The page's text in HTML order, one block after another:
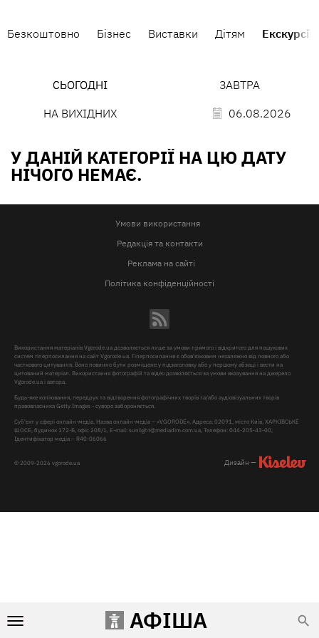
АФІША
Безкоштовно Бізнес Виставки Дітям Екскурсії
СЬОГОДНІ
ЗАВТРА
НА ВИХІДНИХ
06.08.2026
У ДАНІЙ КАТЕГОРІЇ НА ЦЮ ДАТУ
НІЧОГО НЕМАЄ.
Умови використання
Редакція та контакти
Реклама на сайті
Політика конфіденційності
© 2009-2026 vgorode.ua
Використання матеріалів Vgorode.ua дозволяється лише за умови прямого і відкритого для пошукових
систем гіперпосилання на сайт Vgorode.ua. Гіперпосилання є обов'язковим незалежно від повного або
часткового цитування. Воно повинно бути розміщене у підзаголовку або у першому абзаці і вести на
цитований матеріал. Використання фотографій та відео дозволяється за умови вказування на джерело
Vgorode.ua і автора.
Будь-яке копіювання, передрук та відтворення фотографічних творів та/або аудіовізуальних творів
правовласника Getty Images - суворо забороняється.
Суб'єкт у сфері онлайн-медіа, Назва онлайн-медіа – «VGORODE», Адреса: 02091, місто Київ, ХАРКІВСЬКЕ
ШОСЕ, будинок 172-Б, офіс 208/1, E-mail:sunlight@mediadim.com.ua, Телефон: 044-205-43-00,
Ідентифікатор медіа – R40-06066
Дизайн —